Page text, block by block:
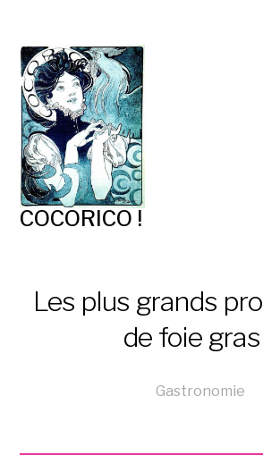
COCORICO !
Les plus grands
de foie
Gastronomie